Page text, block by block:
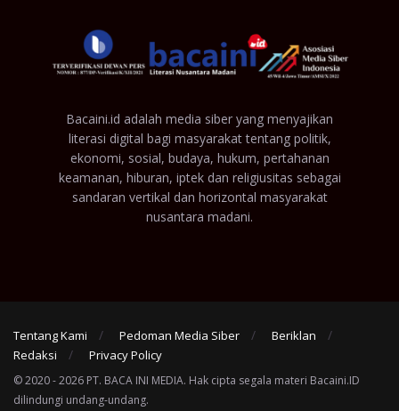
Bacaini.id adalah media siber yang menyajikan
literasi digital bagi masyarakat tentang politik,
ekonomi, sosial, budaya, hukum, pertahanan
keamanan, hiburan, iptek dan religiusitas sebagai
sandaran vertikal dan horizontal masyarakat
nusantara madani.
Tentang Kami Pedoman Media Siber
Beriklan
Redaksi
Privacy Policy
© 2020 - 2026 PT. BACA INI MEDIA. Hak cipta segala materi Bacaini.ID
dilindungi undang-undang.